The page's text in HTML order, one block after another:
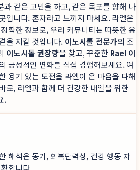
과 같은 고민을 하고, 같은 목표를 향해 나
입니다. 혼자라고 느끼지 마세요. 라엘은
확한 정보로, 우리 커뮤니티는 따뜻한 응
을 지킬 것입니다. 이노시톨 전문가의 조
이노시톨 권장량을 찾고, 꾸준한 Rael 이
긍정적인 변화를 직접 경험해보세요. 여
용기 있는 도전을 라엘이 온 마음을 다해
로, 라엘과 함께 더 건강한 내일을 위한
.
해석은 동기, 회복탄력성, 건강 행동 자
합니다.